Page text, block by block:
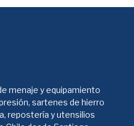
menaje y equipamiento
sartenes de hierro
repostería y utensilios